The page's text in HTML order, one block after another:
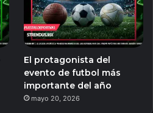
El protagonista del
evento de futbol más
importante del año
mayo 20, 2026